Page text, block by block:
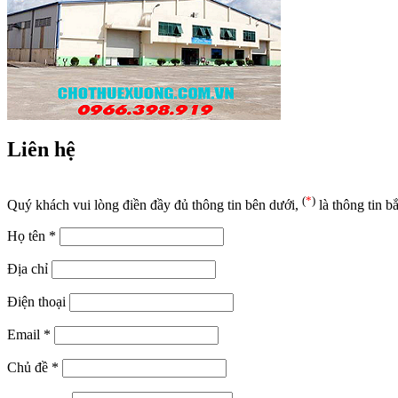
Liên hệ
Quý khách vui lòng điền đầy đủ thông tin bên dưới, (*) là thông tin
Họ tên *
Địa chỉ
Điện thoại
Email *
Chủ đề *